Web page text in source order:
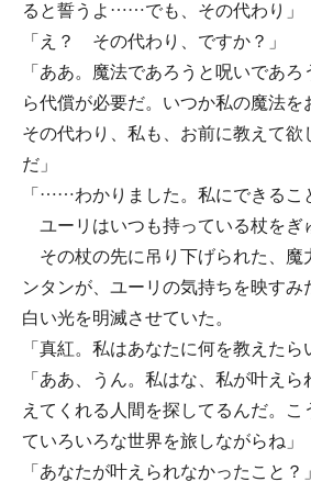
ると誓うよ……でも、その代わり」
「え？ その代わり、ですか？」
「ああ。魔法であろうと呪いであ
ら代償が必要だ。いつか私の魔法を
その代わり、私も、お前に教えて欲
だ」
「……わかりました。私にできるこ
ユーリはいつも持っている杖をぎ
その杖の先に吊り下げられた、魔
ンタンが、ユーリの気持ちを映すみ
白い光を明滅させていた。
「真紅。私はあなたに何を教えたら
「ああ、うん。私はな、私が叶え
えてくれる人間を探してるんだ。こ
ていろいろな世界を旅しながらね」
「あなたが叶えられなかったこと？」